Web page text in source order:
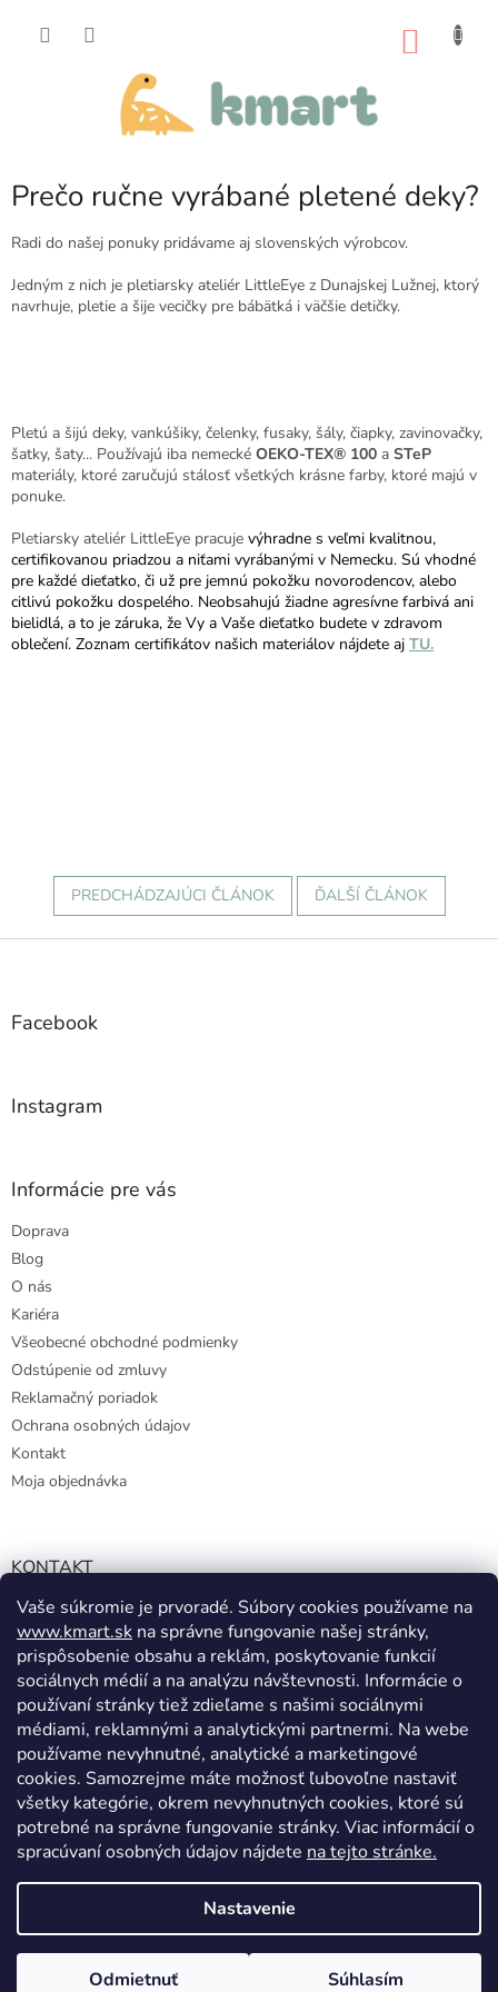
Vaše súkromie je prvoradé. Súbory cookies používame na
www.kmart.sk na správne fungovanie našej stránky,
prispôsobenie obsahu a reklám, poskytovanie funkcií
sociálnych médií a na analýzu návštevnosti. Informácie o
používaní stránky tiež zdieľame s našimi sociálnymi
médiami, reklamnými a analytickými partnermi. Na webe
používame nevyhnutné, analytické a marketingové
cookies. Samozrejme máte možnosť ľubovoľne nastaviť
všetky kategórie, okrem nevyhnutných cookies, ktoré sú
potrebné na správne fungovanie stránky. Viac informácií o
spracúvaní osobných údajov nájdete na tejto stránke.
Nastavenie
Odmietnuť Súhlasím
Prečo ručne vyrábané pletené deky?
Radi do našej ponuky pridávame aj slovenských výrobcov.
Jedným z nich je pletiarsky ateliér LittleEye z Dunajskej Lužnej, ktorý
navrhuje, pletie a šije vecičky pre bábätká i väčšie detičky.
Pletú a šijú deky, vankúšiky, čelenky, fusaky, šály, čiapky, zavinovačky,
šatky, šaty... Používajú iba nemecké OEKO-TEX® 100 a STeP
materiály, ktoré zaručujú stálosť všetkých krásne farby, ktoré majú v
ponuke.
Pletiarsky ateliér LittleEye pracuje výhradne s veľmi kvalitnou,
certifikovanou priadzou a niťami vyrábanými v Nemecku. Sú vhodné
pre každé dieťatko, či už pre jemnú pokožku novorodencov, alebo
citlivú pokožku dospelého. Neobsahujú žiadne agresívne farbivá ani
bielidlá, a to je záruka, že Vy a Vaše dieťatko budete v zdravom
oblečení. Zoznam certifikátov našich materiálov nájdete aj TU.
PREDCHÁDZAJÚCI ČLÁNOK ĎALŠÍ ČLÁNOK
Z
Facebook
Instagram
Informácie pre vás
Doprava
Blog
O nás
Kariéra
Všeobecné obchodné podmienky
Odstúpenie od zmluvy
Reklamačný poriadok
Ochrana osobných údajov
Kontakt
Moja objednávka
KONTAKT
info@kmart.sk
+421 947 979 193
+421 947 979 193
facebook.com/Kolieramarket
Vytvoril Shoptet
Copyright 2026Kmart.sk. Všetky práva vyhradené.Upraviť